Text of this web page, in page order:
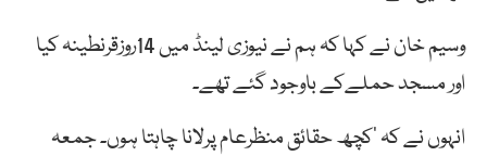
وسیم خان نے کہا کہ ہم نے نیوزی لینڈ میں 14روزقرنطینہ کیا
اور مسجد حملےکے باوجود گئے تھے۔
انہوں نے کہ ’کچھ حقائق منظرعام پرلانا چاہتا ہوں۔ جمعہ